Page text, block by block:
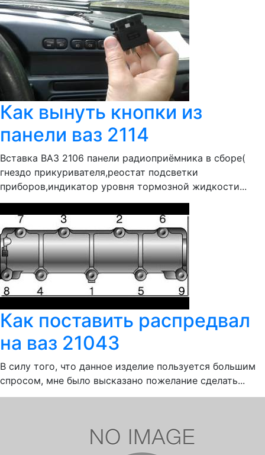
Как вынуть кнопки из
панели ваз 2114
Вставка ВАЗ 2106 панели радиоприёмника в сборе(
гнездо прикуривателя,реостат подсветки
приборов,индикатор уровня тормозной жидкости...
Как поставить распредвал
на ваз 21043
В силу того, что данное изделие пользуется большим
спросом, мне было высказано пожелание сделать...